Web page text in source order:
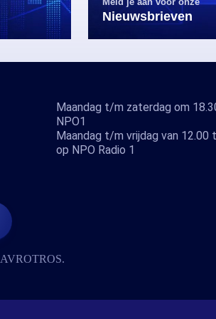
Nieuwsbrieven
Maandag t/m zaterdag om
NPO1
Maandag t/m vrijdag van 12.00
op NPO Radio 1
AVROTROS.